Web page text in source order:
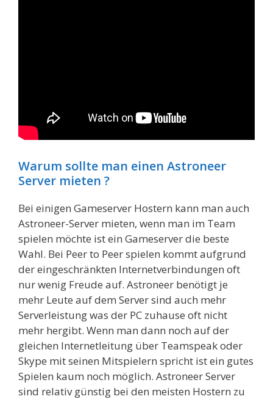
Warum sollte man einen Astroneer
Server mieten ?
Bei einigen Gameserver Hostern kann man auch
Astroneer-Server mieten, wenn man im Team
spielen möchte ist ein Gameserver die beste
Wahl. Bei Peer to Peer spielen kommt aufgrund
der eingeschränkten Internetverbindungen oft
nur wenig Freude auf. Astroneer benötigt je
mehr Leute auf dem Server sind auch mehr
Serverleistung was der PC zuhause oft nicht
mehr hergibt. Wenn man dann noch auf der
gleichen Internetleitung über Teamspeak oder
Skype mit seinen Mitspielern spricht ist ein gutes
Spielen kaum noch möglich. Astroneer Server
sind relativ günstig bei den meisten Hostern zu